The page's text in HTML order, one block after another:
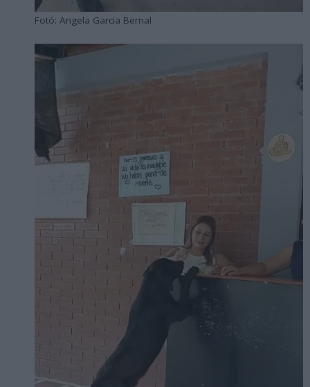
Fotó: Angela Garcia Bernal